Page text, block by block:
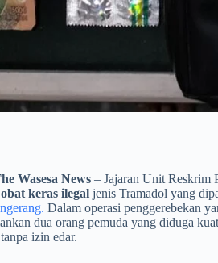
Wasesa News – Jajaran Unit Reskrim
keras ilegal jenis Tramadol yang
Dalam operasi penggerebekan
dua orang pemuda yang diduga
izin edar.